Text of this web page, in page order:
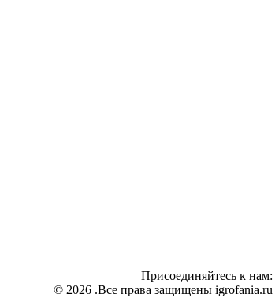
Присоединяйтесь к нам:
© 2026 .Все права защищены igrofania.ru